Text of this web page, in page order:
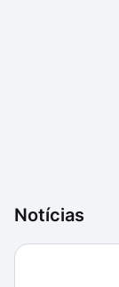
Notícias